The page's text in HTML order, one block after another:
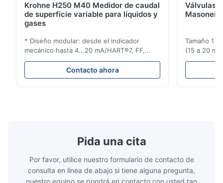
Krohne H250 M40 Medidor de caudal
de superficie variable para líquidos y
gases
* Diseño modular: desde el indicador
mecánico hasta 4...20 mA/HART®7, FF,
Profibus-PA y totalizador * Cualquier
posición de instalación: vertical, horizontal
o en tuberías descendentes * Flange:
Contacto ahora
Válvulas
Tamaño 1
(15 a 20
ensayo de
Pida una cita
Por favor, utilice nuestro formulario de contacto de
consulta en línea de abajo si tiene alguna pregunta,